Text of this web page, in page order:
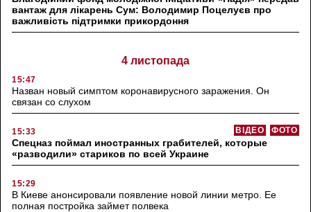
вантаж для лікарень Сум: Володимир Поцелуєв про
важливість підтримки прикордоння
4 листопада
15:47
Назван новый симптом коронавирусного заражения. Он
связан со слухом
15:33 ФОТО
ВІДЕО
Спецназ поймал иностранных грабителей, которые
«разводили» стариков по всей Украине
15:29
В Киеве анонсировали появление новой линии метро. Ее
полная постройка займет полвека